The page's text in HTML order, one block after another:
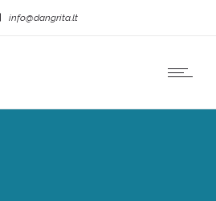
info@dangrita.lt